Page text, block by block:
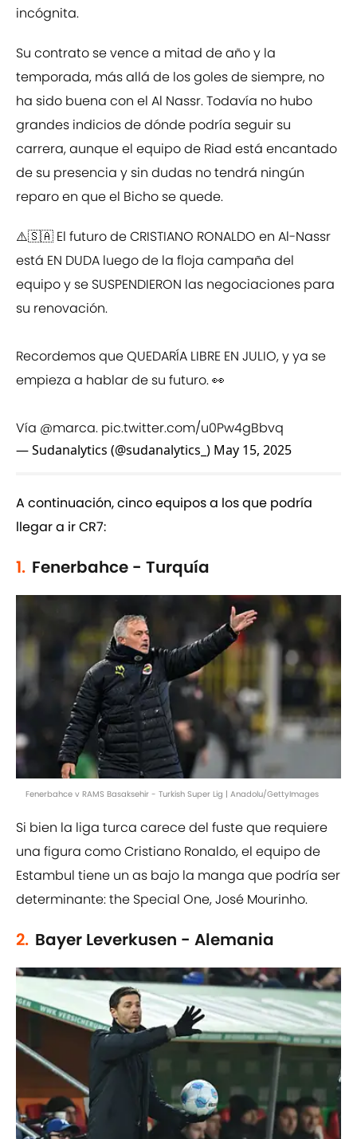
incógnita.
Su contrato se vence a mitad de año y la
temporada, más allá de los goles de siempre, no
ha sido buena con el Al Nassr. Todavía no hubo
grandes indicios de dónde podría seguir su
carrera, aunque el equipo de Riad está encantado
de su presencia y sin dudas no tendrá ningún
reparo en que el Bicho se quede.
⚠️🇸🇦 El futuro de CRISTIANO RONALDO en Al-Nassr
está EN DUDA luego de la floja campaña del
equipo y se SUSPENDIERON las negociaciones para
su renovación.
Recordemos que QUEDARÍA LIBRE EN JULIO, y ya se
empieza a hablar de su futuro. 👀
Vía @marca. pic.twitter.com/u0Pw4gBbvq
— Sudanalytics (@sudanalytics_) May 15, 2025
A continuación, cinco equipos a los que podría
llegar a ir CR7:
1. Fenerbahce - Turquía
Fenerbahce v RAMS Basaksehir - Turkish Super Lig | Anadolu/GettyImages
Si bien la liga turca carece del fuste que requiere
una figura como Cristiano Ronaldo, el equipo de
Estambul tiene un as bajo la manga que podría ser
determinante: the Special One, José Mourinho.
2. Bayer Leverkusen - Alemania